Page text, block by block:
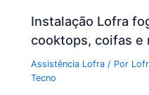
Instalação Lofra
cooktops, coifas e
Assistência Lofra / Por
Tecno